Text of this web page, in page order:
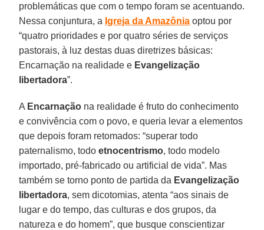
problemáticas que com o tempo foram se acentuando.
Nessa conjuntura, a Igreja da Amazônia optou por
“quatro prioridades e por quatro séries de serviços
pastorais, à luz destas duas diretrizes básicas:
Encarnação na realidade e Evangelização
libertadora”.
A Encarnação na realidade é fruto do conhecimento
e convivência com o povo, e queria levar a elementos
que depois foram retomados: “superar todo
paternalismo, todoetnocentrismo, todo modelo
importado, pré-fabricado ou artificial de vida”. Mas
também se torno ponto de partida da Evangelização
libertadora, sem dicotomias, atenta “aos sinais de
lugar e do tempo, das culturas e dos grupos, da
natureza e do homem”, que busque conscientizar